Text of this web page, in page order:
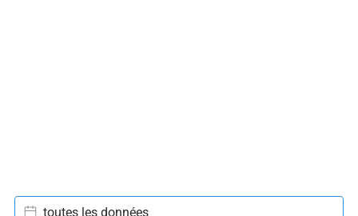
toutes les données